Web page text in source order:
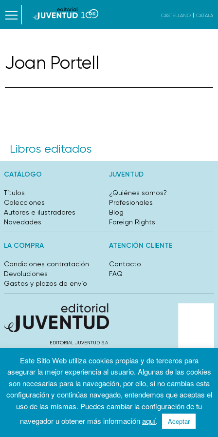
CASTELLANO CATALÀ
Joan Portell
Libros editados
CATÁLOGO
Títulos
Colecciones
Autores e ilustradores
Novedades
JUVENTUD
¿Quiénes somos?
Profesionales
Blog
Foreign Rights
LA COMPRA
Condiciones contratación
Devoluciones
Gastos y plazos de envío
ATENCIÓN CLIENTE
Contacto
FAQ
EDITORIAL JUVENTUD S.A.
info@editorialjuventud.es
Condiciones
Política de
privacidad
Política de
Este Sitio Web utiliza cookies propias y de terceros para
asegurar la mejor experiencia al usuario. Algunas de las cookies
son necesarias para la navegación, por ello, si no cambias esta
configuración y continúas navegado, entendemos que aceptas el
uso de las mismas. Puedes cambiar la configuración de tu
navegador u obtener más informaciónaquí. Aceptar